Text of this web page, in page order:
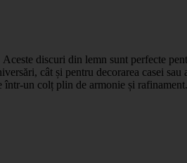
discuri din lemn sunt perfecte
cât și pentru decorarea casei sau
într-un colț plin de armonie și rafinament.